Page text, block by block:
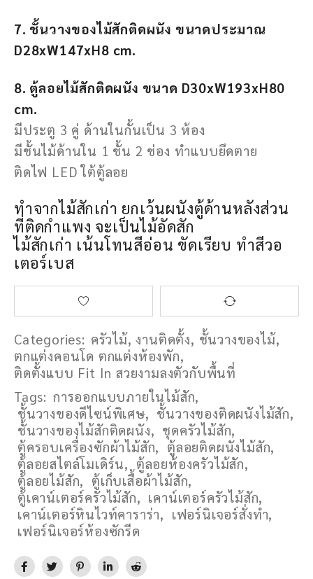
7. ชั้นวางของไม้สักติดผนัง ขนาดประมาณ
D28xW147xH8 cm.
8. ตู้ลอยไม้สักติดผนัง ขนาด D30xW193xH80
cm.
มีประตู 3 คู่ ด้านในกั้นเป็น 3 ห้อง
มีชั้นไม้ด้านใน 1 ชั้น 2 ช่อง ทําแบบยึดตาย
ติดไฟ LED ใต้ตู้ลอย
ทําจากไม้สักเก่า ยกเว้นผนังตู้ด้านหลังส่วน
ที่ติดกําแพง จะเป็นไม้อัดสัก
ไม้สักเก่า เน้นโทนสีอ่อน ขัดเรียบ ทําสีวอ
เตอร์เบส
Categories: ครัวไม้,งานติดตั้ง, ชั้นวางของไม้,
ตกแต่งคอนโด ตกแต่งห้องพัก,
ติดตั้งแบบ Fit In สวยงามลงตัวกับพื้นที่
Tags: การออกแบบภายในไม้สัก,
ชั้นวางของดีไซน์พิเศษ, ชั้นวางของติดผนังไม้สัก,
ชั้นวางของไม้สักติดผนัง, ชุดครัวไม้สัก,
ตู้ครอบเครื่องซักผ้าไม้สัก, ตู้ลอยติดผนังไม้สัก,
ตู้ลอยสไตล์โมเดิร์น, ตู้ลอยห้องครัวไม้สัก,
ตู้ลอยไม้สัก, ตู้เก็บเสื้อผ้าไม้สัก,
ตู้เคาน์เตอร์ครัวไม้สัก, เคาน์เตอร์ครัวไม้สัก,
เคาน์เตอร์หินไวท์คาราร่า, เฟอร์นิเจอร์สั่งทำ,
เฟอร์นิเจอร์ห้องซักรีด